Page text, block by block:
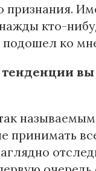
признания.
кто-
ко
принимать